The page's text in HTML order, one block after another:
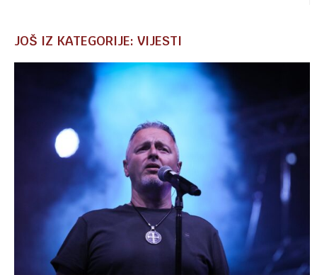
JOŠ IZ KATEGORIJE: VIJESTI